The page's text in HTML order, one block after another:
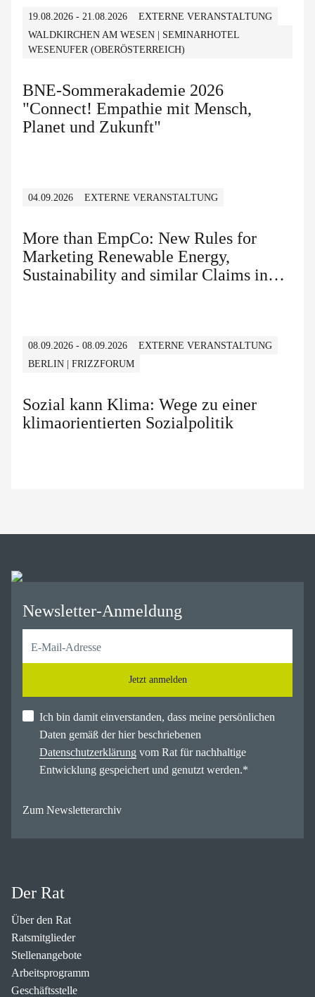
19.08.2026 - 21.08.2026
EXTERNE VERANSTALTUNG
WALDKIRCHEN AM WESEN | SEMINARHOTEL
WESENUFER (OBERÖSTERREICH)
BNE-Sommerakademie 2026
"Connect! Empathie mit Mensch,
Planet und Zukunft"
04.09.2026 EXTERNE VERANSTALTUNG
More than EmpCo: New Rules for
Marketing Renewable Energy,
Sustainability and similar Claims in
08.09.2026 - 08.09.2026
EXTERNE VERANSTALTUNG
BERLIN | FRIZZFORUM
Sozial kann Klima: Wege zu einer
klimaorientierten Sozialpolitik
Newsletter-Anmeldung
Jetzt anmelden
Ich bin damit einverstanden, dass meine persönlichen
Daten gemäß der hier beschriebenen
Datenschutzerklärung vom Rat für nachhaltige
Entwicklung gespeichert und genutzt werden.*
Zum Newsletterarchiv
Der Rat
Über den Rat
Ratsmitglieder
Stellenangebote
Arbeitsprogramm
Geschäftsstelle